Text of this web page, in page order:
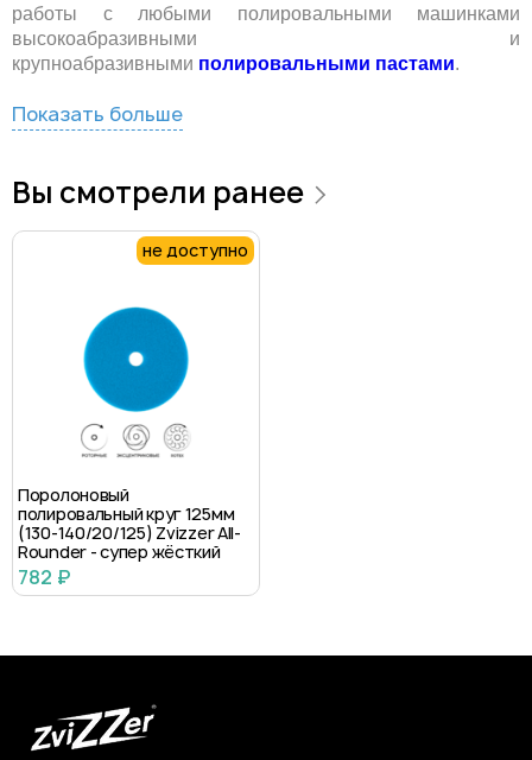
работы с любыми полировальными машинками
высокоабразивными и
крупноабразивными полировальными пастами.
Показать больше
Вы смотрели ранее
не доступно
Поролоновый
полировальный круг 125мм
(130-140/20/125) Zvizzer All-
Rounder - супер жёсткий
782 ₽